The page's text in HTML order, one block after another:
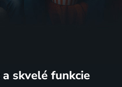
a skvelé funkcie